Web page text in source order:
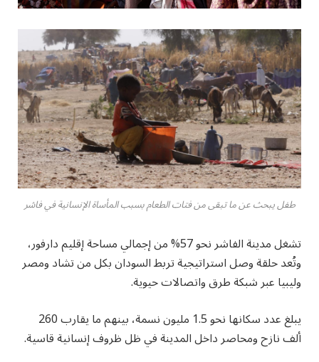
طفل يبحث عن ما تبقى من فتات الطعام بسبب المأساة الإنسانية في فاشر
تشغل مدينة الفاشر نحو 57% من إجمالي مساحة إقليم دارفور،
وتُعد حلقة وصل استراتيجية تربط السودان بكل من تشاد ومصر
وليبيا عبر شبكة طرق واتصالات حيوية.
يبلغ عدد سكانها نحو 1.5 مليون نسمة، بينهم ما يقارب 260
ألف نازح ومحاصر داخل المدينة في ظل ظروف إنسانية قاسية.